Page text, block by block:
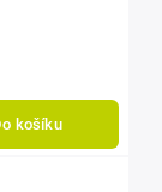
košíku